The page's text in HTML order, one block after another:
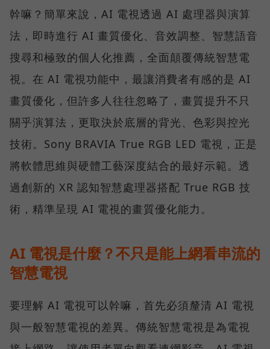
幹嘛？簡單來說，AI 電視透過 AI 處理器與演算
法，即時進行 AI 畫質優化、音效調整、智慧語音
搜尋和極致的個人化推薦，全面顛覆傳統智慧電
視。在 AI 電視功能中，最讓消費者有感的是 AI
畫質優化，但許多人往往忽略了，畫質提升不只
關乎演算法，更取決於底層的背光、色彩與控光
技術。Sony BRAVIA True RGB LED 電視，正是
將軟體思維與硬體工藝深度結合的最好示範。透
過創新的 XR 認知智慧處理器搭配 True RGB 技
術，精準呈現 AI 電視的畫質優化能力。
AI 電視是什麼？不只是能上網看串流的
智慧電視
要理解 AI 電視可以幹嘛，首先必須釐清 AI 電視
與一般智慧電視的差異。傳統智慧電視是為電視